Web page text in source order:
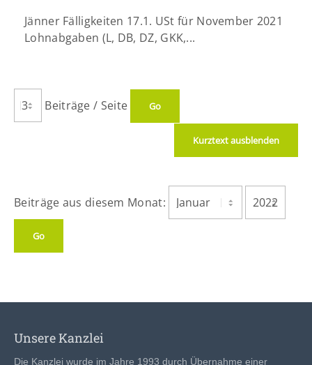
Jänner Fälligkeiten 17.1. USt für November 2021
Lohnabgaben (L, DB, DZ, GKK,...
Beiträge / Seite
Kurztext ausblenden
Beiträge aus diesem Monat:
Unsere Kanzlei
Die Kanzlei wurde im Jahre 1993 durch Übernahme einer